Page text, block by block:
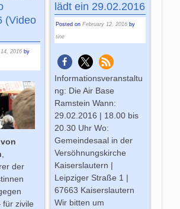
(Video
2016 by
der
für zivile
lädt ein 29.02.2016
Posted on February 12, 2016 by
tine
Informationsveranstaltu
ng: Die Air Base
Ramstein Wann:
29.02.2016 | 18.00 bis
20.30 Uhr Wo:
Gemeindesaal in der
Versöhnungskirche
Kaiserslautern |
Leipziger Straße 1 |
67663 Kaiserslautern
Wir bitten um